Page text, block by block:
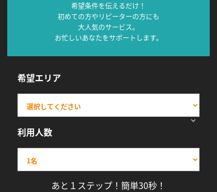
希望条件を伝えるだけ！
初めての方やリピーターの方にも
大人気のサービス。
お忙しいあなたをサポートします。
希望エリア
利用人数
あと１ステップ！簡単30秒！